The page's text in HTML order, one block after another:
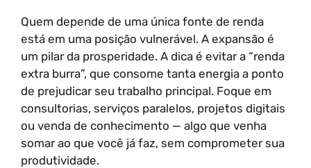
Quem depende de uma única fonte de renda
está em uma posição vulnerável. A expansão é
um pilar da prosperidade. A dica é evitar a “renda
extra burra”, que consome tanta energia a ponto
de prejudicar seu trabalho principal. Foque em
consultorias, serviços paralelos, projetos digitais
ou venda de conhecimento — algo que venha
somar ao que você já faz, sem comprometer sua
produtividade.